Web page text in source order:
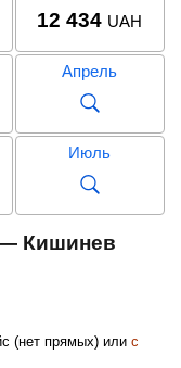
12 434 UAH
Апрель
Июль
23 156 UAH
Кишинев
(нет прямых) или с